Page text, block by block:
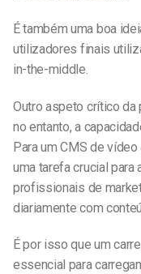
É também uma boa
utilizadores finais
in-the-middle.
Outro aspeto crítico da
no entanto, a
Para um CMS de
uma tarefa crucial
profissionais de
diariamente com
É por isso que um
essencial para